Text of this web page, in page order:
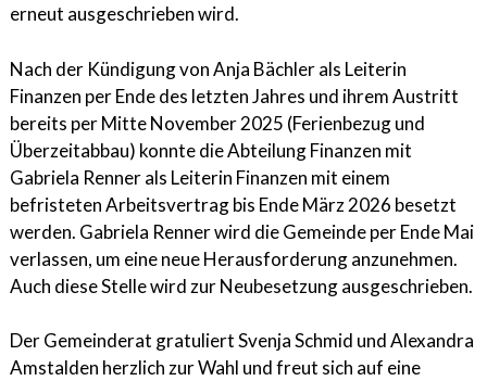
erneut ausgeschrieben wird.
Nach der Kündigung von Anja Bächler als Leiterin
Finanzen per Ende des letzten Jahres und ihrem Austritt
bereits per Mitte November 2025 (Ferienbezug und
Überzeitabbau) konnte die Abteilung Finanzen mit
Gabriela Renner als Leiterin Finanzen mit einem
befristeten Arbeitsvertrag bis Ende März 2026 besetzt
werden. Gabriela Renner wird die Gemeinde per Ende Mai
verlassen, um eine neue Herausforderung anzunehmen.
Auch diese Stelle wird zur Neubesetzung ausgeschrieben.
Der Gemeinderat gratuliert Svenja Schmid und Alexandra
Amstalden herzlich zur Wahl und freut sich auf eine